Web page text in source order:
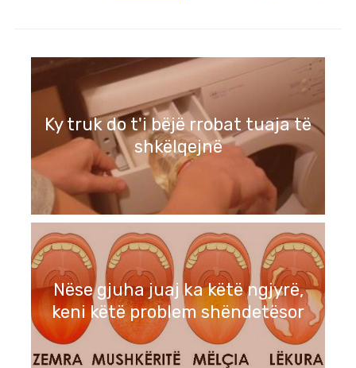
Ky truk do t'i bëjë rrobat tuaja të
shkëlqejnë
Nëse gjuha juaj ka këtë ngjyrë,
keni këtë problem shëndetësor